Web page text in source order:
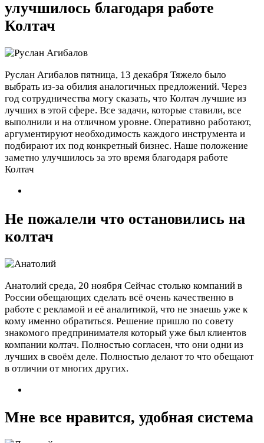
улучшилось благодаря работе
Колтач
Руслан Агибалов пятница, 13 декабря Тяжело было
выбрать из-за обилия аналогичных предложений. Через
год сотрудничества могу сказать, что Колтач лучшие из
лучших в этой сфере. Все задачи, которые ставили, все
выполнили и на отличном уровне. Оперативно работают,
аргументируют необходимость каждого инструмента и
подбирают их под конкретный бизнес. Наше положение
заметно улучшилось за это время благодаря работе
Колтач
Не пожалели что остановились на
колтач
Анатолий среда, 20 ноября Сейчас столько компаний в
России обещающих сделать всё очень качественно в
работе с рекламой и её аналитикой, что не знаешь уже к
кому именно обратиться. Решение пришло по совету
знакомого предпринимателя который уже был клиентов
компании колтач. Полностью согласен, что они одни из
лучших в своём деле. Полностью делают то что обещают
в отличии от многих других.
Мне все нравится, удобная система